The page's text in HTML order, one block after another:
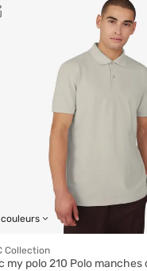
Collection
my polo 210 Polo manches